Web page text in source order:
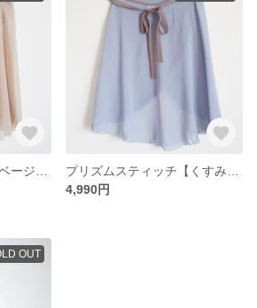
4,990円
OUT